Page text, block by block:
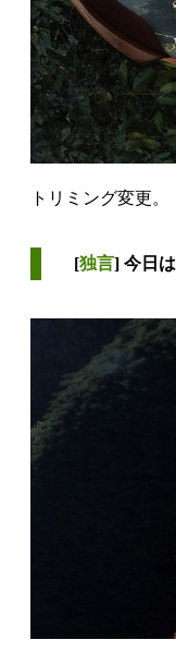
トリミング変更。
[独言] 今日は